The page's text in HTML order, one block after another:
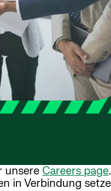
unsere Careers page
in Verbindung